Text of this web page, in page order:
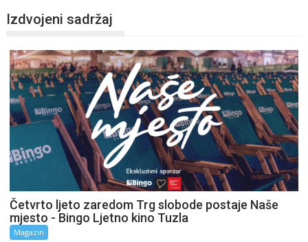
Izdvojeni sadržaj
Četvrto ljeto zaredom Trg slobode postaje Naše
mjesto - Bingo Ljetno kino Tuzla
Magazin